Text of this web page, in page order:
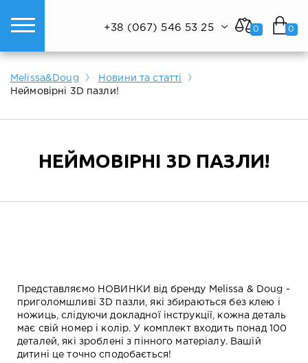
Показати все
Показати все
Показати все
+38 (067) 546 53 25
Melissa&Doug
Новини та статті
Неймовірні 3D пазли!
НЕЙМОВІРНІ 3D ПАЗЛИ!
Представляємо НОВИНКИ від бренду Melissa & Doug -
приголомшливі 3D пазли, які збираються без клею і
ножиць, слідуючи докладної інструкції, кожна деталь
має свій номер і колір. У комплект входить понад 100
деталей, які зроблені з пінного матеріалу. Вашій
дитині це точно сподобається!
0 0